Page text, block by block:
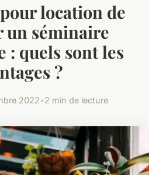
location de
un séminaire
: quels sont les
?
2022•2 min de lecture